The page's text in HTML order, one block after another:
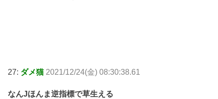
27: ダメ猫 2021/12/24(金) 08:30:38.61
なんJほんま逆指標で草生える